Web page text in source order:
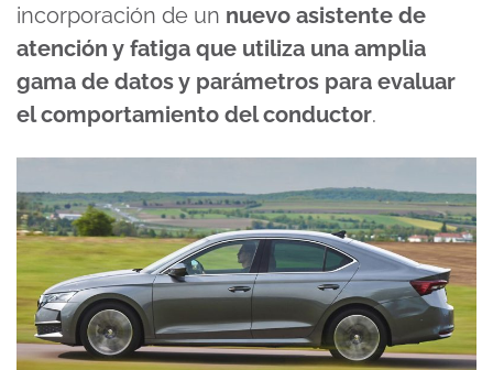
incorporación de un nuevo asistente de
atención y fatiga que utiliza una amplia
gama de datos y parámetros para evaluar
el comportamiento del conductor.